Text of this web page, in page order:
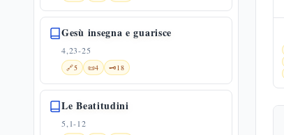
Gesù insegna e guarisce
4,23-25
🔗5 📜4 🗝️18
Le Beatitudini
5,1-12